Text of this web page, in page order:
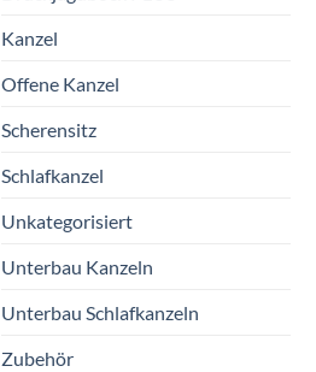
Kanzel
Offene Kanzel
Scherensitz
Schlafkanzel
Unkategorisiert
Unterbau Kanzeln
Unterbau Schlafkanzeln
Zubehör